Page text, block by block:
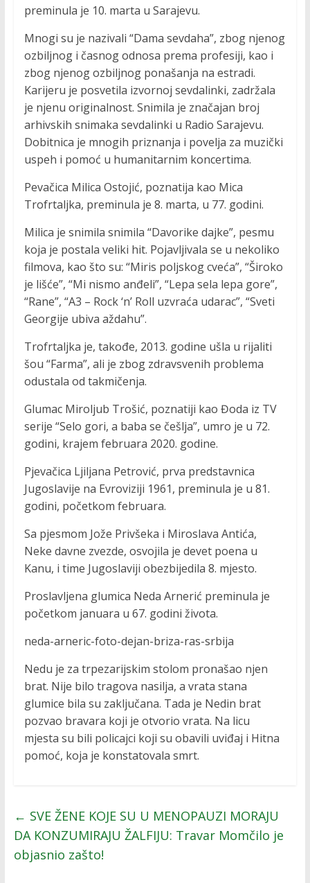
preminula je 10. marta u Sarajevu.
Mnogi su je nazivali “Dama sevdaha”, zbog njenog
ozbiljnog i časnog odnosa prema profesiji, kao i
zbog njenog ozbiljnog ponašanja na estradi.
Karijeru je posvetila izvornoj sevdalinki, zadržala
je njenu originalnost. Snimila je značajan broj
arhivskih snimaka sevdalinki u Radio Sarajevu.
Dobitnica je mnogih priznanja i povelja za muzički
uspeh i pomoć u humanitarnim koncertima.
Pevačica Milica Ostojić, poznatija kao Mica
Trofrtaljka, preminula je 8. marta, u 77. godini.
Milica je snimila snimila “Davorike dajke”, pesmu
koja je postala veliki hit. Pojavljivala se u nekoliko
filmova, kao što su: “Miris poljskog cveća”, “Široko
je lišće”, “Mi nismo anđeli”, “Lepa sela lepa gore”,
“Rane”, “A3 – Rock ‘n’ Roll uzvraća udarac”, “Sveti
Georgije ubiva aždahu”.
Trofrtaljka je, takođe, 2013. godine ušla u rijaliti
šou “Farma”, ali je zbog zdravsvenih problema
odustala od takmičenja.
Glumac Miroljub Trošić, poznatiji kao Đoda iz TV
serije “Selo gori, a baba se češlja”, umro je u 72.
godini, krajem februara 2020. godine.
Pjevačica Ljiljana Petrović, prva predstavnica
Jugoslavije na Evroviziji 1961, preminula je u 81.
godini, početkom februara.
Sa pjesmom Jože Privšeka i Miroslava Antića,
Neke davne zvezde, osvojila je devet poena u
Kanu, i time Jugoslaviji obezbijedila 8. mjesto.
Proslavljena glumica Neda Arnerić preminula je
početkom januara u 67. godini života.
neda-arneric-foto-dejan-briza-ras-srbija
Nedu je za trpezarijskim stolom pronašao njen
brat. Nije bilo tragova nasilja, a vrata stana
glumice bila su zaključana. Tada je Nedin brat
pozvao bravara koji je otvorio vrata. Na licu
mjesta su bili policajci koji su obavili uviđaj i Hitna
pomoć, koja je konstatovala smrt.
← SVE ŽENE KOJE SU U MENOPAUZI MORAJU
DA KONZUMIRAJU ŽALFIJU: Travar Momčilo je
objasnio zašto!